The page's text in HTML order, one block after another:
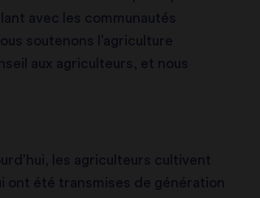
avec les communautés
soutenons l’agriculture
aux agriculteurs, et nous
les agriculteurs cultivent
ont été transmises de génération